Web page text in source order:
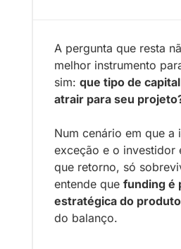
A pergunta que resta
melhor instrumento
sim: que tipo de
atrair para seu
Num cenário em que a
exceção e o investidor
que retorno, só
entende que funding é
estratégica do produto
do balanço.